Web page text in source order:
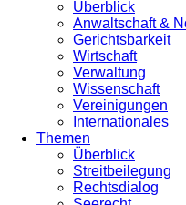
Überblick
Anwaltschaft &
Gerichtsbarkeit
Wirtschaft
Verwaltung
Wissenschaft
Vereinigungen
Internationales
Themen
Überblick
Streitbeilegung
Rechtsdialog